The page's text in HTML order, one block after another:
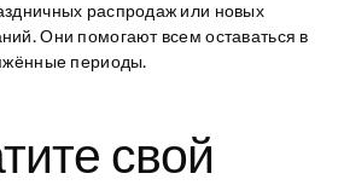
распродаж или новых
Они помогают всем оставаться в
периоды.
свой